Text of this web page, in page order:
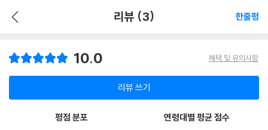
리뷰 (3) 한줄평
10.0 혜택 및 유의사항
리뷰 쓰기
평점 분포 연령대별 평균 점수